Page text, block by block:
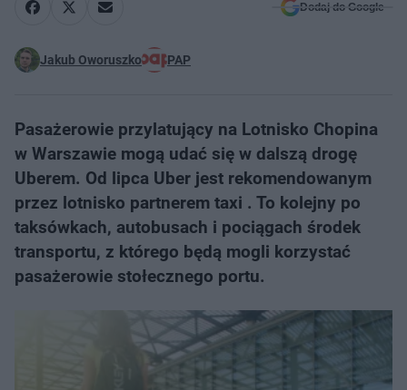
Dodaj do Google
Jakub Oworuszko PAP
Pasażerowie przylatujący na Lotnisko Chopina
w Warszawie mogą udać się w dalszą drogę
Uberem. Od lipca Uber jest rekomendowanym
przez lotnisko partnerem taxi . To kolejny po
taksówkach, autobusach i pociągach środek
transportu, z którego będą mogli korzystać
pasażerowie stołecznego portu.